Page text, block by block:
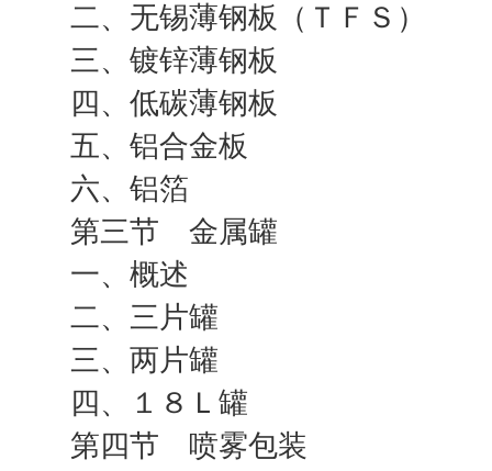
二、无锡薄钢板（ＴＦＳ）
三、镀锌薄钢板
四、低碳薄钢板
五、铝合金板
六、铝箔
第三节 金属罐
一、概述
二、三片罐
三、两片罐
四、１８Ｌ罐
第四节 喷雾包装